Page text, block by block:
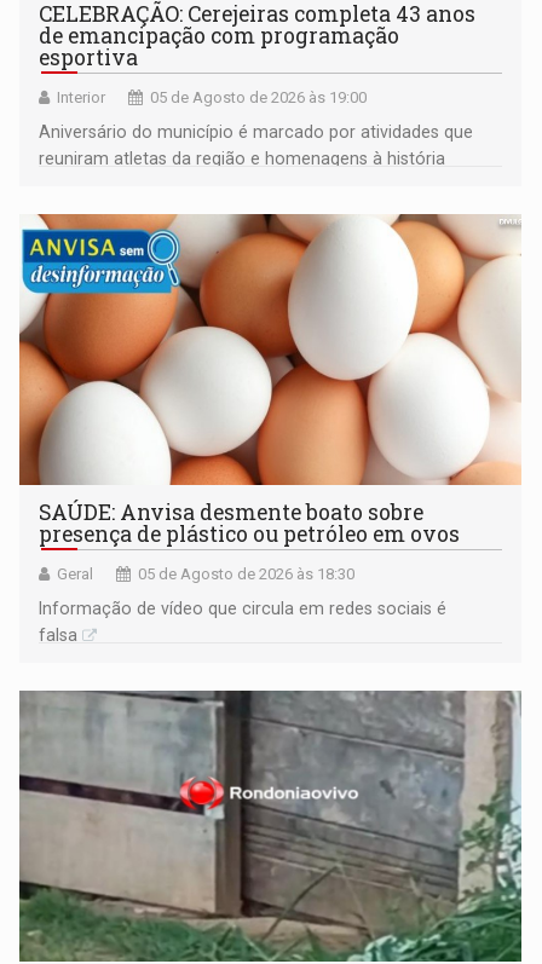
CELEBRAÇÃO: Cerejeiras completa 43 anos
de emancipação com programação
esportiva
Interior 05 de Agosto de 2026 às 19:00
Aniversário do município é marcado por atividades que
reuniram atletas da região e homenagens à história
SAÚDE: Anvisa desmente boato sobre
presença de plástico ou petróleo em ovos
Geral 05 de Agosto de 2026 às 18:30
Informação de vídeo que circula em redes sociais é
falsa